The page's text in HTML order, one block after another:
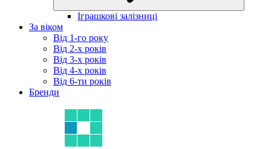
Іграшкові залізниці
За віком
Від 1-го року
Від 2-х років
Від 3-х років
Від 4-х років
Від 6-ти років
Бренди